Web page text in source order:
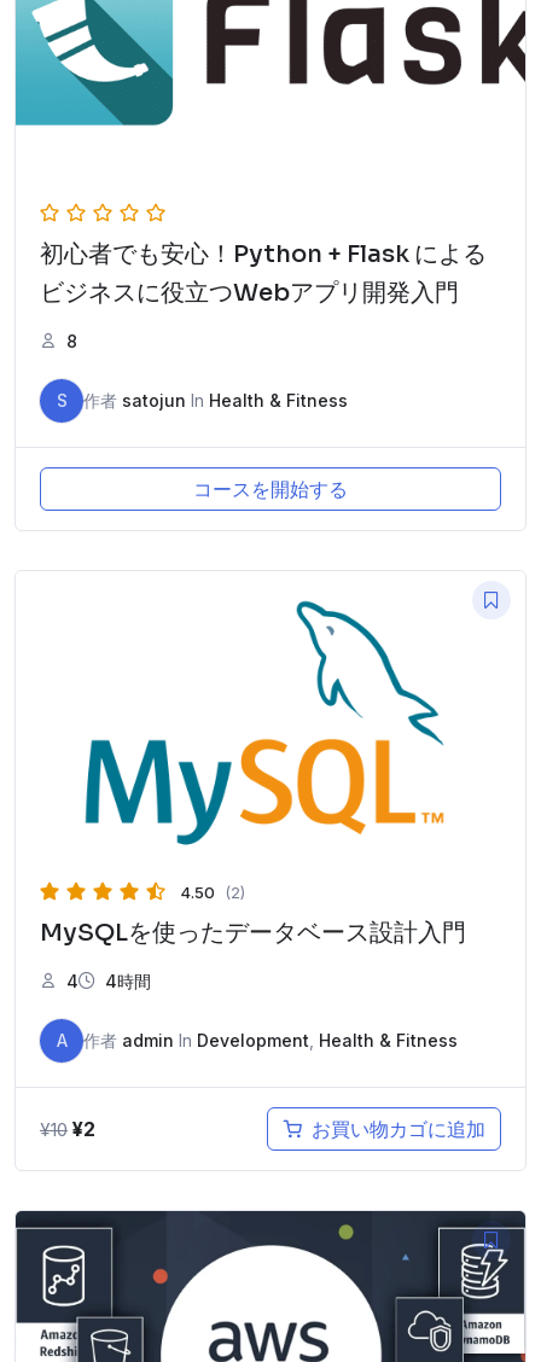
初心者でも安心！Python + Flask による
ビジネスに役立つWebアプリ開発入門
8
S 作者 satojun In Health & Fitness
コースを開始する
4.50 (2)
MySQLを使ったデータベース設計入門
4 4時間
A 作者 admin In Development Health & Fitness
¥10 元
格
は
¥10
で
し
¥2
価
¥2
で
お買い物カゴに追加